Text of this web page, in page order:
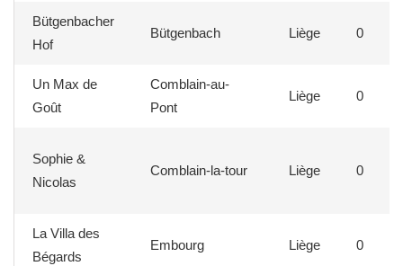
Bütgenbacher
Hof
Bütgenbach Liège 0
Un Max de
Goût
Comblain-au-
Pont
Liège 0
Sophie &
Nicolas
Comblain-la-tour Liège 0
La Villa des
Bégards
Embourg Liège 0